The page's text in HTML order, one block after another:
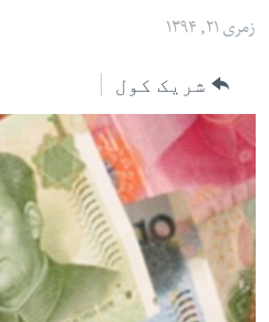
ته
لاړ
شئ
عمومي
لارښود
ته
لاړ
سیمه
نړۍ
ښځې او نجونې
ځوانان
د بیان ازادي
روغتیا
سرمقاله
زمری ۲۱, ۱۳۹۴
شریک کول